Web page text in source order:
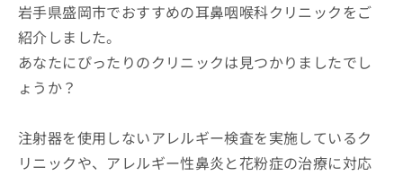
岩手県盛岡市でおすすめの耳鼻咽喉科クリニックをご
紹介しました。
あなたにぴったりのクリニックは見つかりましたでし
ょうか？
注射器を使用しないアレルギー検査を実施しているク
リニックや、アレルギー性鼻炎と花粉症の治療に対応